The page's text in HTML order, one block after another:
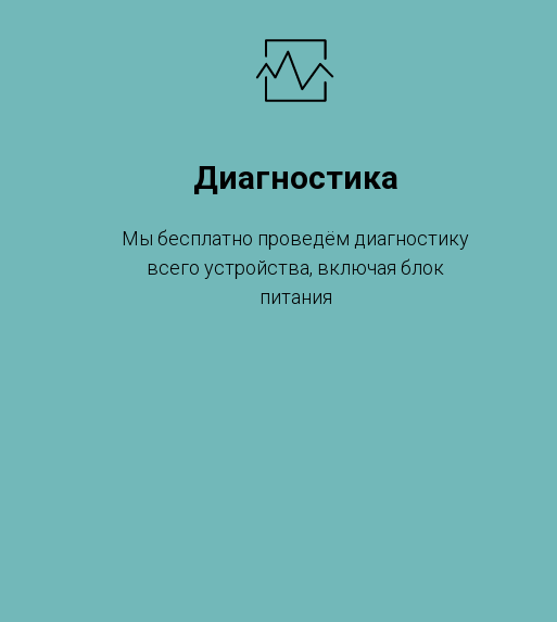
Диагностика
Мы бесплатно проведём диагностику
всего устройства, включая блок
питания